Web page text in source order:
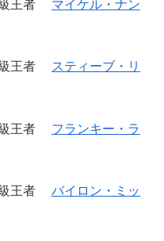
級王者 マイケル・ナン
級王者 スティーブ・リ
級王者 フランキー・ラ
級王者 バイロン・ミッ